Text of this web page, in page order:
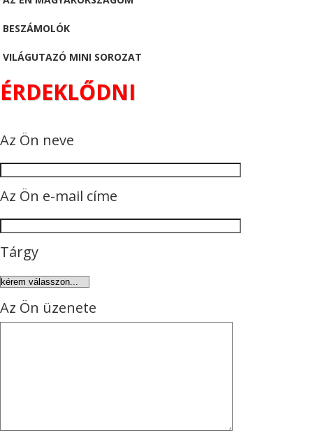
BESZÁMOLÓK
VILÁGUTAZÓ MINI SOROZAT
ÉRDEKLŐDNI
Az Ön neve
Az Ön e-mail címe
Tárgy
Az Ön üzenete